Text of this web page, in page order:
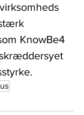
KnowBe4